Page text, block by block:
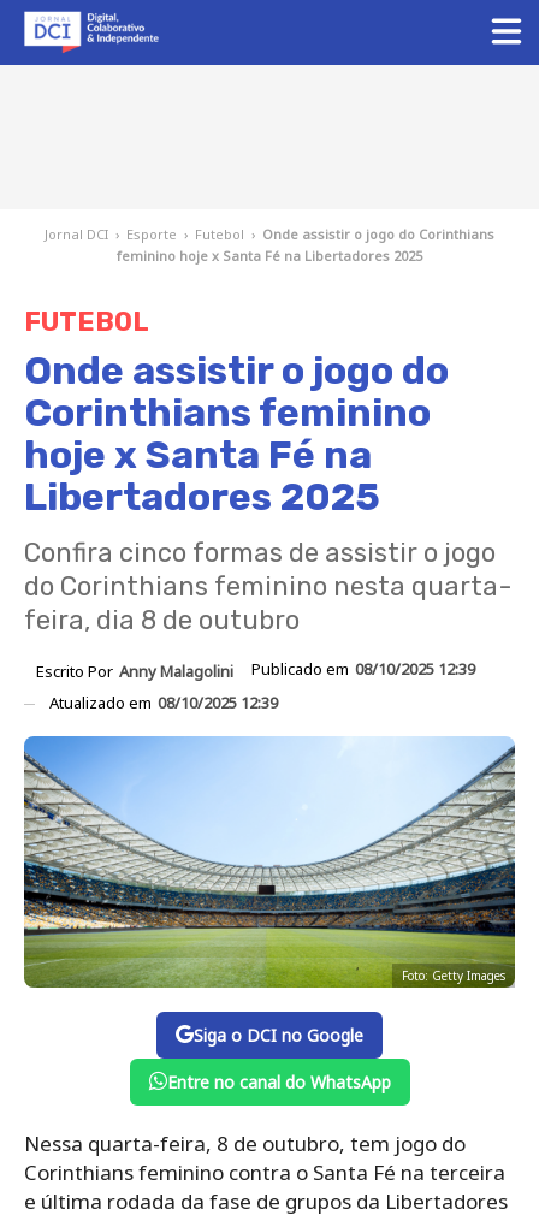
Jornal DCI › Esporte › Futebol › Onde assistir o jogo do Corinthians
feminino hoje x Santa Fé na Libertadores 2025
FUTEBOL
Onde assistir o jogo do
Corinthians feminino
hoje x Santa Fé na
Libertadores 2025
Confira cinco formas de assistir o jogo
do Corinthians feminino nesta quarta-
feira, dia 8 de outubro
Escrito Por Anny Malagolini Publicado em 08/10/2025 12:39
Atualizado em 08/10/2025 12:39
Foto: Getty Images
Siga o DCI no Google
Entre no canal do WhatsApp
Nessa quarta-feira, 8 de outubro, tem jogo do
Corinthians feminino contra o Santa Fé na terceira
e última rodada da fase de grupos da Libertadores